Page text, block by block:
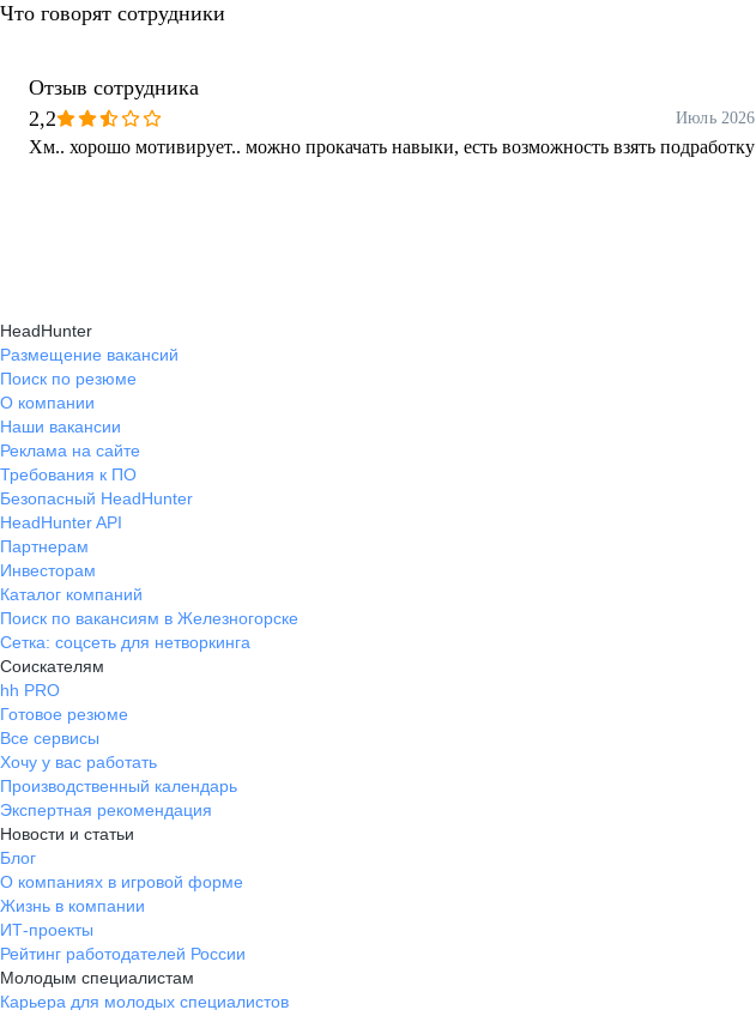
Что говорят сотрудники
Отзыв сотрудника
2,2
Июль 2026
Хм.. хорошо мотивирует.. можно прокачать навыки, есть возможность взять подработку
HeadHunter
Размещение вакансий
Поиск по резюме
О компании
Наши вакансии
Реклама на сайте
Требования к ПО
Безопасный HeadHunter
HeadHunter API
Партнерам
Инвесторам
Каталог компаний
Поиск по вакансиям в Железногорске
Сетка: соцсеть для нетворкинга
Соискателям
hh PRO
Готовое резюме
Все сервисы
Хочу у вас работать
Производственный календарь
Экспертная рекомендация
Новости и статьи
Блог
О компаниях в игровой форме
Жизнь в компании
ИТ-проекты
Рейтинг работодателей России
Молодым специалистам
Карьера для молодых специалистов